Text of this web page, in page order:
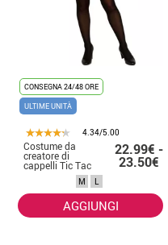
CONSEGNA 24/48 ORE
ULTIME UNITÀ
4.34/5.00
Costume da
creatore di
cappelli Tic Tac
per donna
22.99€ -
23.50€
M L
AGGIUNGI